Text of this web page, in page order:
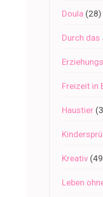
Doula (28)
Durch das
Freizeit in
Haustier
Kreativ
Leben